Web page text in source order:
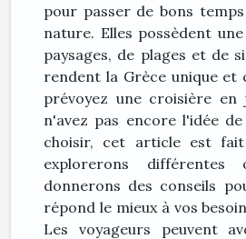
pour passer de bons
nature. Elles possèdent
paysages, de plages et de
rendent la Grèce unique et
prévoyez une croisière
n'avez pas encore l'idée
choisir, cet article est
explorerons
donnerons des conseils
répond le mieux à vos
Les voyageurs peuvent